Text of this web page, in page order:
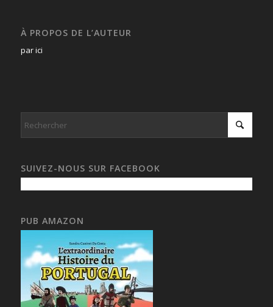
À PROPOS DE L’AUTEUR
par ici
SUIVEZ-NOUS SUR FACEBOOK
PUB AMAZON